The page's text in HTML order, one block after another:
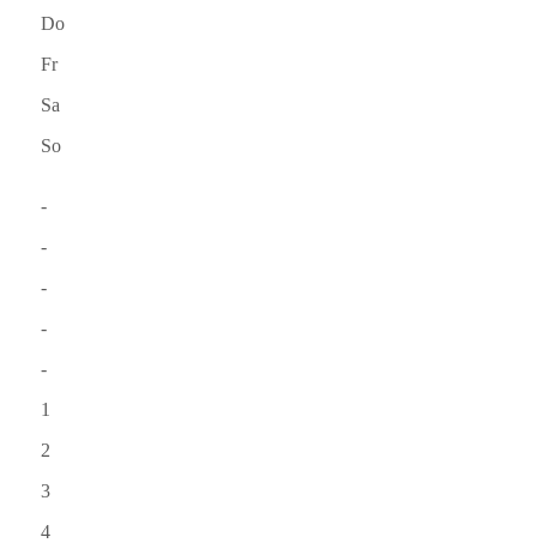
Do
Fr
Sa
So
-
-
-
-
-
1
2
3
4